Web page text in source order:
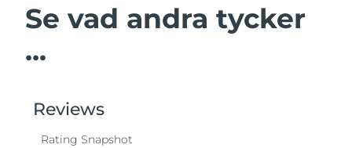
Se vad andra tycker
...